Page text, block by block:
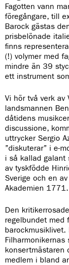
Fagotten vann
föregångare, till
Barock gästas
prisbelönade
finns
(!) volymer med
mindre än 39
ett instrument
Vi hör två verk av
landsmannen
dåtidens
discussione,
uttrycker Sergio
”diskuterar” i e-
i så kallad galant
av tyskfödde
Sverige och en
Akademien 1771.
Den
regelbundet med
barockmusiklivet.
Filharmonikernas
konsertmästaren
medlem i bland